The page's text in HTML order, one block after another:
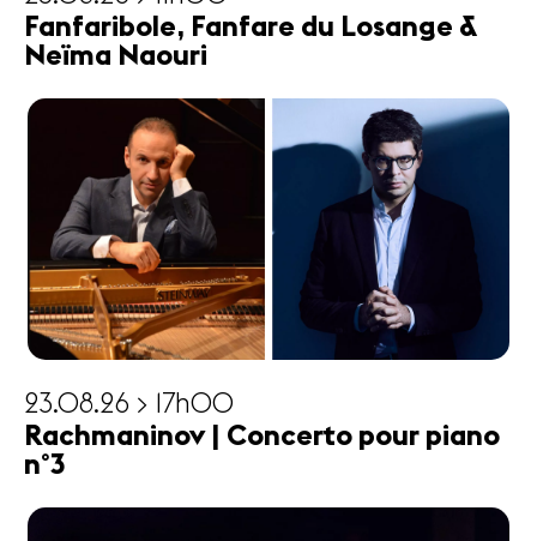
Fanfaribole, Fanfare du Losange &
Neïma Naouri
23.08.26 > 17h00
Rachmaninov | Concerto pour piano
n°3